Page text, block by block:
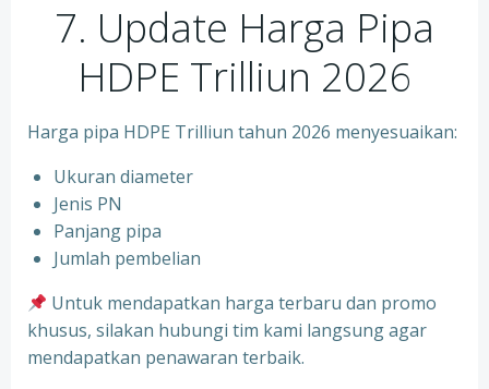
7. Update Harga Pipa
HDPE Trilliun 2026
Harga pipa HDPE Trilliun tahun 2026 menyesuaikan:
Ukuran diameter
⁠Jenis PN
⁠Panjang pipa
⁠Jumlah pembelian
Untuk mendapatkan harga terbaru dan promo
khusus, silakan hubungi tim kami langsung agar
mendapatkan penawaran terbaik.